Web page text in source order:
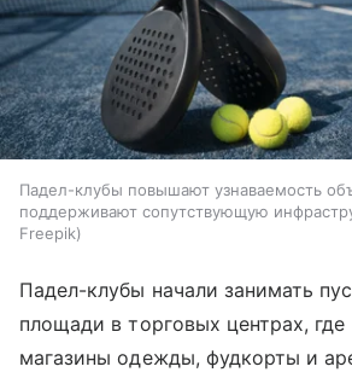
Падел-клубы повышают узнаваемость
поддерживают сопутствующую
Freepik
Падел-клубы начали занимать
площади в торговых центрах,
магазины одежды, фудкорты и